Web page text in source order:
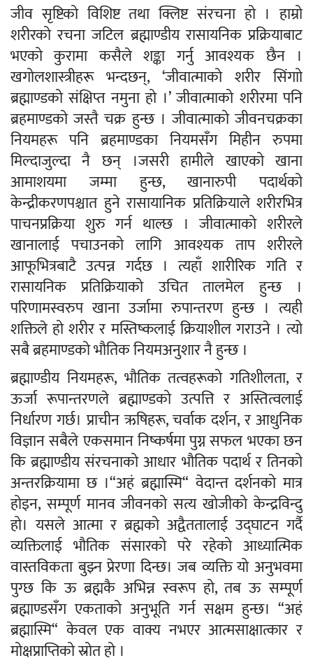
जीव सृष्टिको विशिष्ट तथा क्लिष्ट संरचना हो । हाम्रो
शरीरको रचना जटिल ब्रह्माण्डीय रासायनिक प्रक्रियाबाट
भएको कुरामा कसैले शङ्का गर्नु आवश्यक छैन ।
खगोलशास्त्रीहरू भन्दछन्, ‘जीवात्माको शरीर सिंगाो
ब्रह्माण्डको संक्षिप्त नमुना हो ।’ जीवात्माको शरीरमा पनि
ब्रहमाण्डको जस्तै चक्र हुन्छ । जीवात्माको जीवनचक्रका
नियमहरू पनि ब्रहमाण्डका नियमसँग मिहीन रुपमा
मिल्दाजुल्दा नै छन् ।जसरी हामीले खाएको खाना
आमाशयमा जम्मा हुन्छ, खानारुपी पदार्थको
केन्द्रीकरणपश्चात हुने रासायानिक प्रतिक्रियाले शरीरभित्र
पाचनप्रक्रिया शुरु गर्न थाल्छ । जीवात्माको शरीरले
खानालाई पचाउनको लागि आवश्यक ताप शरीरले
आफूभित्रबाटै उत्पन्न गर्दछ । त्यहाँ शारीरिक गति र
रासायनिक प्रतिक्रियाको उचित तालमेल हुन्छ ।
परिणामस्वरुप खाना उर्जामा रुपान्तरण हुन्छ । त्यही
शक्तिले हो शरीर र मस्तिष्कलाई क्रियाशील गराउने । त्यो
सबै ब्रहमाण्डको भौतिक नियमअनुशार नै हुन्छ ।
ब्रह्माण्डीय नियमहरू, भौतिक तत्वहरूको गतिशीलता, र
ऊर्जा रूपान्तरणले ब्रह्माण्डको उत्पत्ति र अस्तित्वलाई
निर्धारण गर्छ। प्राचीन ऋषिहरू, चर्वाक दर्शन, र आधुनिक
विज्ञान सबैले एकसमान निष्कर्षमा पुग्न सफल भएका छन
कि ब्रह्माण्डीय संरचनाको आधार भौतिक पदार्थ र तिनको
अन्तरक्रियामा छ ।“अहं ब्रह्मास्मि“ वेदान्त दर्शनको मात्र
होइन, सम्पूर्ण मानव जीवनको सत्य खोजीको केन्द्रविन्दु
हो। यसले आत्मा र ब्रह्मको अद्वैततालाई उद्घाटन गर्दै
व्यक्तिलाई भौतिक संसारको परे रहेको आध्यात्मिक
वास्तविकता बुझ्न प्रेरणा दिन्छ। जब व्यक्ति यो अनुभवमा
पुग्छ कि ऊ ब्रह्मकै अभिन्न स्वरूप हो, तब ऊ सम्पूर्ण
ब्रह्माण्डसँग एकताको अनुभूति गर्न सक्षम हुन्छ। “अहं
ब्रह्मास्मि“ केवल एक वाक्य नभएर आत्मसाक्षात्कार र
मोक्षप्राप्तिको स्रोत हो ।